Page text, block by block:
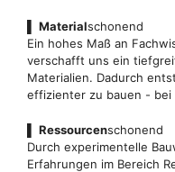
Materialschonend
Ein hohes Maß an
verschafft uns ein
Materialien. Dadurch
effizienter zu bauen - bei
Ressourcenschonend
Durch experimentelle
Erfahrungen im Bereich